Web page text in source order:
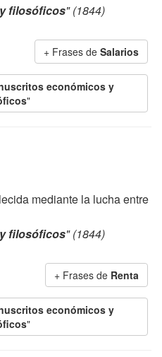
filosóficos" (1844)
+ Frases de Salarios
económicos y
"
mediante la lucha entre
filosóficos" (1844)
+ Frases de Renta
económicos y
"